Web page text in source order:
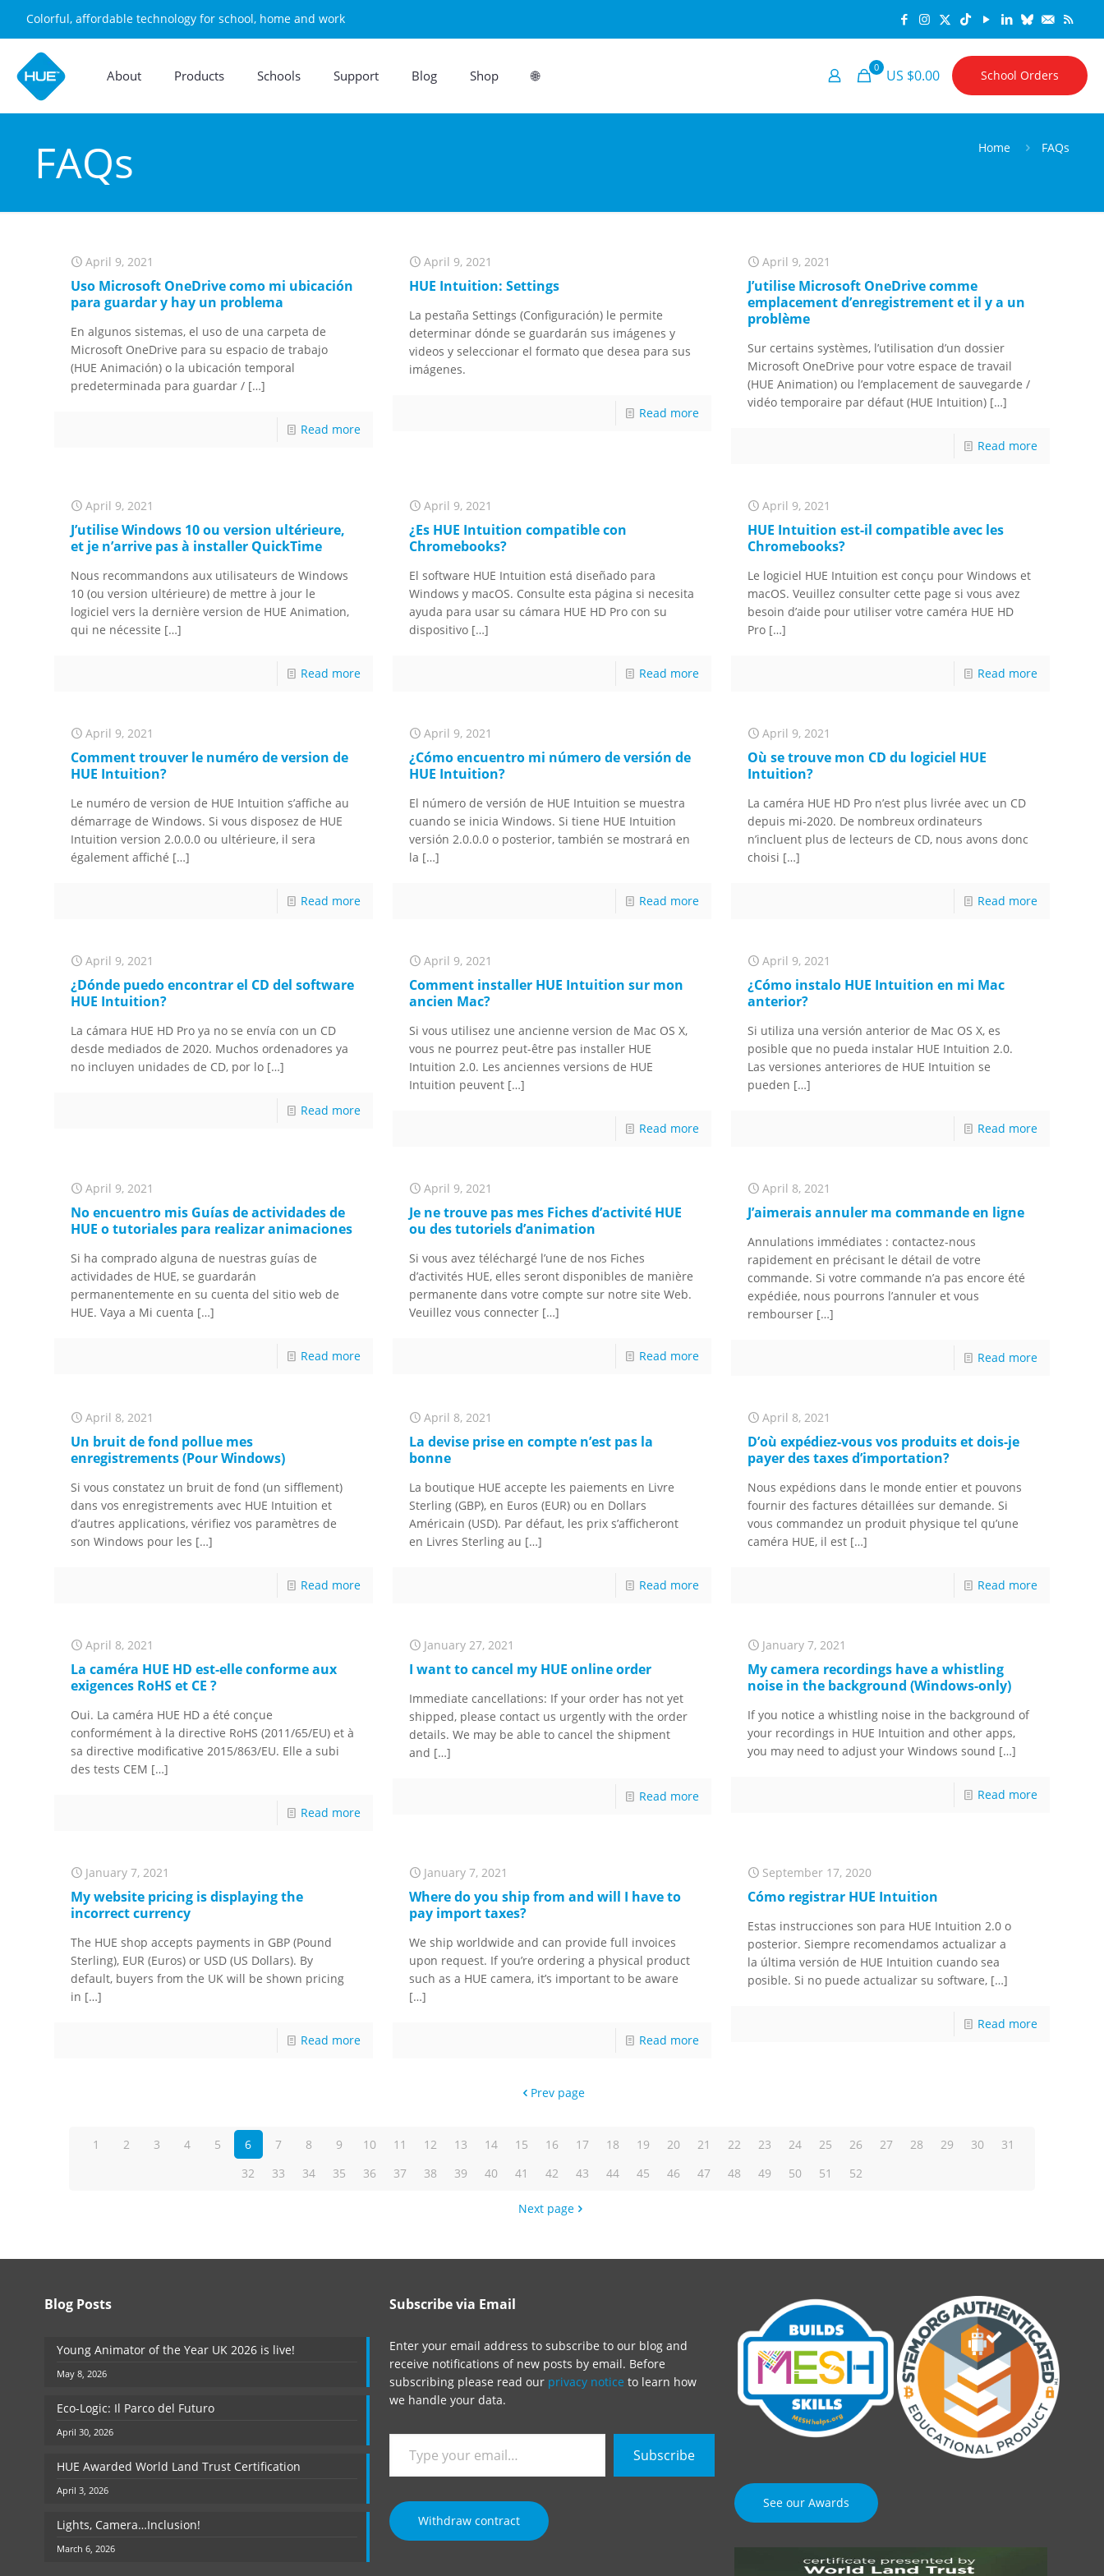
Colorful, affordable technology for school, home and work
About Products Schools Support Blog Shop 🌐
0 US $0.00 School Orders
FAQs Home FAQs
April 9, 2021
Uso Microsoft OneDrive como mi ubicación
para guardar y hay un problema
En algunos sistemas, el uso de una carpeta de
Microsoft OneDrive para su espacio de trabajo
(HUE Animación) o la ubicación temporal
predeterminada para guardar / […]
Read more
April 9, 2021
HUE Intuition: Settings
La pestaña Settings (Configuración) le permite
determinar dónde se guardarán sus imágenes y
videos y seleccionar el formato que desea para sus
imágenes.
Read more
April 9, 2021
J’utilise Microsoft OneDrive comme
emplacement d’enregistrement et il y a un
problème
Sur certains systèmes, l’utilisation d’un dossier
Microsoft OneDrive pour votre espace de travail
(HUE Animation) ou l’emplacement de sauvegarde /
vidéo temporaire par défaut (HUE Intuition) […]
Read more
April 9, 2021
J’utilise Windows 10 ou version ultérieure,
et je n’arrive pas à installer QuickTime
Nous recommandons aux utilisateurs de Windows
10 (ou version ultérieure) de mettre à jour le
logiciel vers la dernière version de HUE Animation,
qui ne nécessite […]
Read more
April 9, 2021
¿Es HUE Intuition compatible con
Chromebooks?
El software HUE Intuition está diseñado para
Windows y macOS. Consulte esta página si necesita
ayuda para usar su cámara HUE HD Pro con su
dispositivo […]
Read more
April 9, 2021
HUE Intuition est-il compatible avec les
Chromebooks?
Le logiciel HUE Intuition est conçu pour Windows et
macOS. Veuillez consulter cette page si vous avez
besoin d’aide pour utiliser votre caméra HUE HD
Pro […]
Read more
April 9, 2021
Comment trouver le numéro de version de
HUE Intuition?
Le numéro de version de HUE Intuition s’affiche au
démarrage de Windows. Si vous disposez de HUE
Intuition version 2.0.0.0 ou ultérieure, il sera
également affiché […]
Read more
April 9, 2021
¿Cómo encuentro mi número de versión de
HUE Intuition?
El número de versión de HUE Intuition se muestra
cuando se inicia Windows. Si tiene HUE Intuition
versión 2.0.0.0 o posterior, también se mostrará en
la […]
Read more
April 9, 2021
Où se trouve mon CD du logiciel HUE
Intuition?
La caméra HUE HD Pro n’est plus livrée avec un CD
depuis mi-2020. De nombreux ordinateurs
n’incluent plus de lecteurs de CD, nous avons donc
choisi […]
Read more
April 9, 2021
¿Dónde puedo encontrar el CD del software
HUE Intuition?
La cámara HUE HD Pro ya no se envía con un CD
desde mediados de 2020. Muchos ordenadores ya
no incluyen unidades de CD, por lo […]
Read more
April 9, 2021
Comment installer HUE Intuition sur mon
ancien Mac?
Si vous utilisez une ancienne version de Mac OS X,
vous ne pourrez peut-être pas installer HUE
Intuition 2.0. Les anciennes versions de HUE
Intuition peuvent […]
Read more
April 9, 2021
¿Cómo instalo HUE Intuition en mi Mac
anterior?
Si utiliza una versión anterior de Mac OS X, es
posible que no pueda instalar HUE Intuition 2.0.
Las versiones anteriores de HUE Intuition se
pueden […]
Read more
April 9, 2021
No encuentro mis Guías de actividades de
HUE o tutoriales para realizar animaciones
Si ha comprado alguna de nuestras guías de
actividades de HUE, se guardarán
permanentemente en su cuenta del sitio web de
HUE. Vaya a Mi cuenta […]
Read more
April 9, 2021
Je ne trouve pas mes Fiches d’activité HUE
ou des tutoriels d’animation
Si vous avez téléchargé l’une de nos Fiches
d’activités HUE, elles seront disponibles de manière
permanente dans votre compte sur notre site Web.
Veuillez vous connecter […]
Read more
April 8, 2021
J’aimerais annuler ma commande en ligne
Annulations immédiates : contactez-nous
rapidement en précisant le détail de votre
commande. Si votre commande n’a pas encore été
expédiée, nous pourrons l’annuler et vous
rembourser […]
Read more
April 8, 2021
Un bruit de fond pollue mes
enregistrements (Pour Windows)
Si vous constatez un bruit de fond (un sifflement)
dans vos enregistrements avec HUE Intuition et
d’autres applications, vérifiez vos paramètres de
son Windows pour les […]
Read more
April 8, 2021
La devise prise en compte n’est pas la
bonne
La boutique HUE accepte les paiements en Livre
Sterling (GBP), en Euros (EUR) ou en Dollars
Américain (USD). Par défaut, les prix s’afficheront
en Livres Sterling au […]
Read more
April 8, 2021
D’où expédiez-vous vos produits et dois-je
payer des taxes d’importation?
Nous expédions dans le monde entier et pouvons
fournir des factures détaillées sur demande. Si
vous commandez un produit physique tel qu’une
caméra HUE, il est […]
Read more
April 8, 2021
La caméra HUE HD est-elle conforme aux
exigences RoHS et CE ?
Oui. La caméra HUE HD a été conçue
conformément à la directive RoHS (2011/65/EU) et à
sa directive modificative 2015/863/EU. Elle a subi
des tests CEM […]
Read more
January 27, 2021
I want to cancel my HUE online order
Immediate cancellations: If your order has not yet
shipped, please contact us urgently with the order
details. We may be able to cancel the shipment
and […]
Read more
January 7, 2021
My camera recordings have a whistling
noise in the background (Windows-only)
If you notice a whistling noise in the background of
your recordings in HUE Intuition and other apps,
you may need to adjust your Windows sound […]
Read more
January 7, 2021
My website pricing is displaying the
incorrect currency
The HUE shop accepts payments in GBP (Pound
Sterling), EUR (Euros) or USD (US Dollars). By
default, buyers from the UK will be shown pricing
in […]
Read more
January 7, 2021
Where do you ship from and will I have to
pay import taxes?
We ship worldwide and can provide full invoices
upon request. If you’re ordering a physical product
such as a HUE camera, it’s important to be aware
[…]
Read more
September 17, 2020
Cómo registrar HUE Intuition
Estas instrucciones son para HUE Intuition 2.0 o
posterior. Siempre recomendamos actualizar a
la última versión de HUE Intuition cuando sea
posible. Si no puede actualizar su software, […]
Read more
Prev page
1 2 3 4 5 6 7 8 9 10 11 12 13 14 15 16 17 18 19 20 21 22 23 24 25 26 27 28 29 30
31
32
33 34 35 36 37 38 39 40 41 42 43 44 45 46 47 48 49 50 51 52
Next page
Blog Posts
Young Animator of the Year UK 2026 is live!
May 8, 2026
Eco-Logic: Il Parco del Futuro
April 30, 2026
HUE Awarded World Land Trust Certification
April 3, 2026
Lights, Camera…Inclusion!
March 6, 2026
Subscribe via Email
Enter your email address to subscribe to our blog and
receive notifications of new posts by email. Before
subscribing please read our privacy notice to learn how
we handle your data.
your
email…
Subscribe
Withdraw contract
See our Awards